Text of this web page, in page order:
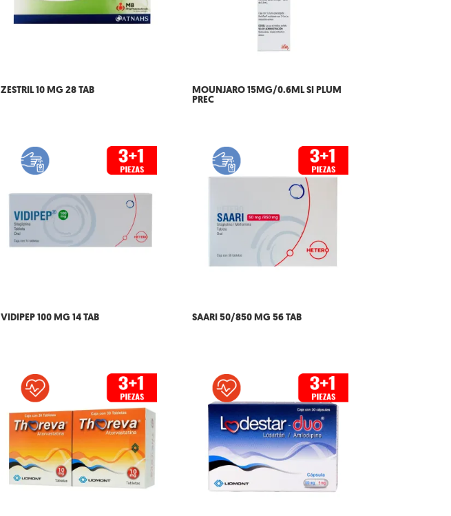
ZESTRIL 10 MG 28 TAB
MOUNJARO 15MG/0.6ML SI PLUM
PREC
VIDIPEP 100 MG 14 TAB SAARI 50/850 MG 56 TAB